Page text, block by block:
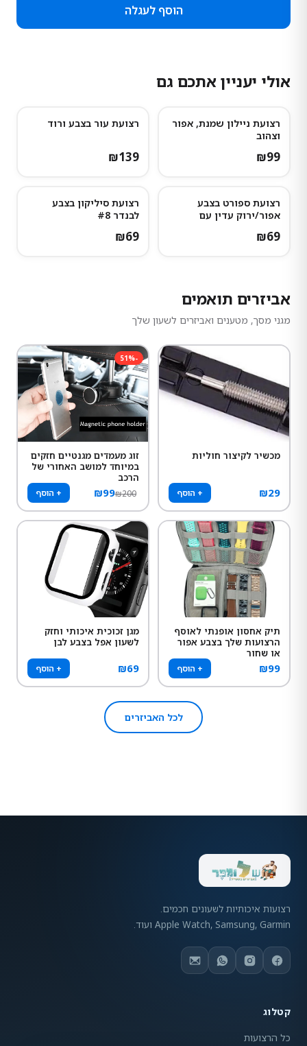
הוסף לעגלה
אולי יעניין אתכם גם
רצועת ניילון שמנת, אפור
וצהוב
₪99
נותרו מעט
רצועת עור בצבע ורוד
₪139
רצועת ספורט בצבע
אפור/ירוק עדין עם
₪69
רצועת סיליקון בצבע
לבנדר #8
₪69
אביזרים תואמים
מגני מסך, מטענים ואביזרים לשעון שלך
מכשיר לקיצור חוליות
₪29 + הוסף
-
51%
זוג מעמדים מגנטיים חזקים
במיוחד למושב האחורי של
הרכב
₪99₪200 + הוסף
תיק אחסון אופנתי לאוסף
הרצועות שלך בצבע אפור
או שחור
₪99 + הוסף
מגן זכוכית איכותי וחזק
לשעון אפל בצבע לבן
₪69 + הוסף
לכל האביזרים
רצועות איכותיות לשעונים חכמים.
Apple Watch, Samsung, Garmin ועוד.
קטלוג
כל הרצועות